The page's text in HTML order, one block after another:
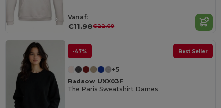
Vanaf:
€11.98€22.00
-47% Best Seller
+5
Radsow UXX03F
The Paris Sweatshirt Dames